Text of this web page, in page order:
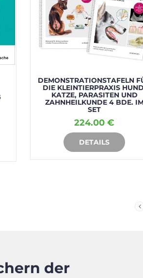
DEMONSTRATIONSTAFELN
DIE KLEINTIERPRAXIS
KATZE, PARASITEN UND
ZAHNHEILKUNDE 4 BDE.
SET
224.00 €
DETAILS
IN DEN WARENKORB
der